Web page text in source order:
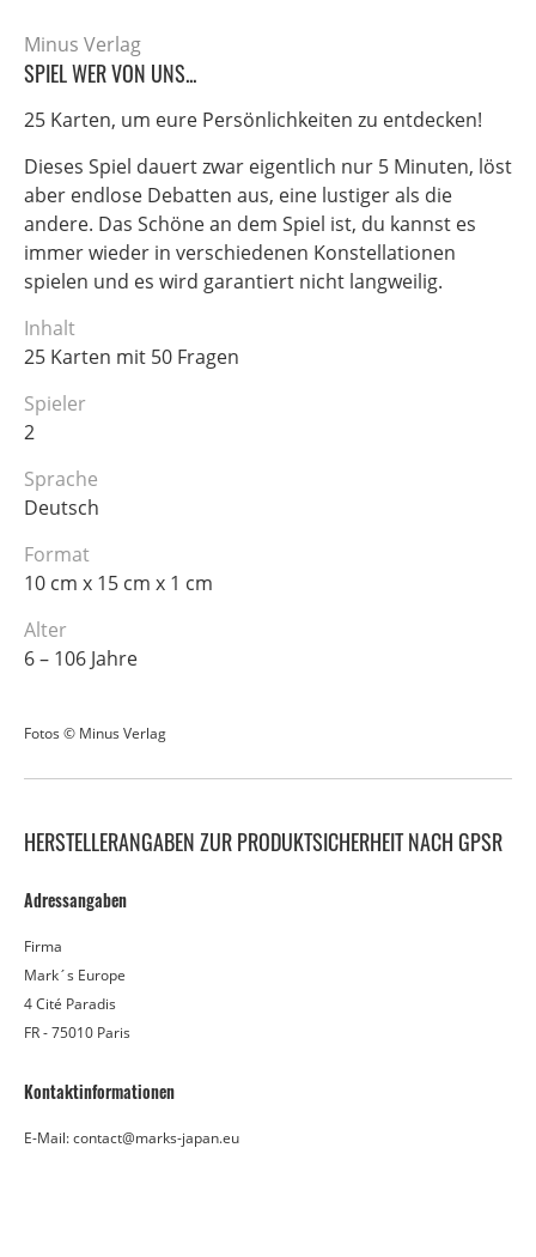
Minus Verlag
SPIEL WER VON UNS...
25 Karten, um eure Persönlichkeiten zu entdecken!
Dieses Spiel dauert zwar eigentlich nur 5 Minuten, löst
aber endlose Debatten aus, eine lustiger als die
andere. Das Schöne an dem Spiel ist, du kannst es
immer wieder in verschiedenen Konstellationen
spielen und es wird garantiert nicht langweilig.
Inhalt
25 Karten mit 50 Fragen
Spieler
2
Sprache
Deutsch
Format
10 cm x 15 cm x 1 cm
Alter
6 – 106 Jahre
Fotos © Minus Verlag
HERSTELLERANGABEN ZUR PRODUKTSICHERHEIT NACH GPSR
Adressangaben
Firma
Mark´s Europe
4 Cité Paradis
FR - 75010 Paris
Kontaktinformationen
E-Mail: contact@marks-japan.eu